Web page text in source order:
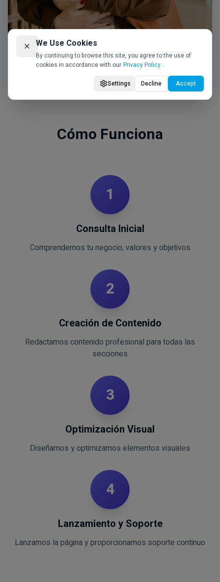
Cómo Funciona
1
Consulta Inicial
Comprendemos tu negocio, valores y objetivos
2
Creación de Contenido
Redactamos contenido profesional para todas las
secciones
3
Optimización Visual
Diseñamos y optimizamos elementos visuales
4
Lanzamiento y Soporte
Lanzamos la página y proporcionamos soporte continuo
We Use Cookies
By continuing to browse this site, you agree to the use of
cookies in accordance with our Privacy Policy .
Settings Decline Accept